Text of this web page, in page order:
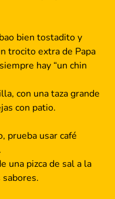
bien tostadito y
trocito extra de Papa
hay “un chin
con una taza grande
con patio.
prueba usar café
una pizca de sal a la